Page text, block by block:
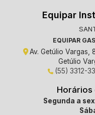
Equipar
EQUIPAR
Av. Getúlio
Getúlio
(55) 3312-
Horários
Segunda a